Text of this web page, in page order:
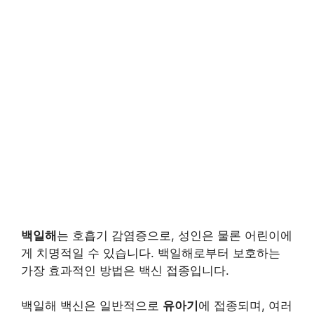
백일해는 호흡기 감염증으로, 성인은 물론 어린이에
게 치명적일 수 있습니다. 백일해로부터 보호하는
가장 효과적인 방법은 백신 접종입니다.
백일해 백신은 일반적으로 유아기 에 접종되며, 여러